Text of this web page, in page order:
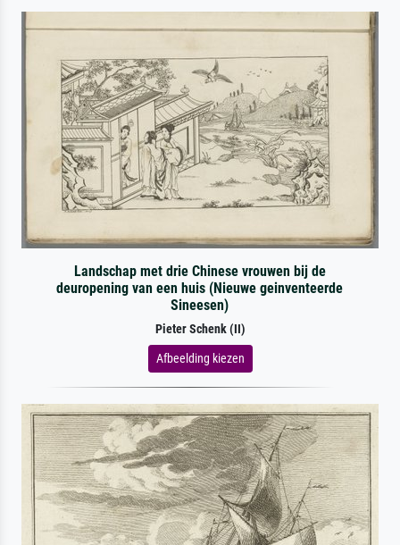
Landschap met drie Chinese vrouwen bij de
deuropening van een huis (Nieuwe geinventeerde
Sineesen)
Pieter Schenk (II)
Afbeelding kiezen